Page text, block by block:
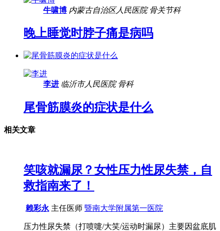
牛啸博 内蒙古自治区人民医院 骨关节科
晚上睡觉时脖子痛是病吗
李进 临沂市人民医院 骨科
尾骨筋膜炎的症状是什么
相关文章
笑咳就漏尿？女性压力性尿失禁，自
救指南来了！
赖彩永 主任医师 暨南大学附属第一医院
压力性尿失禁（打喷嚏/大笑/运动时漏尿）主要因盆底肌